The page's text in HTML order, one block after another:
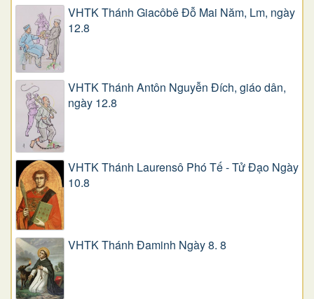
VHTK Thánh Giacôbê Ðỗ Mai Năm, Lm, ngày
12.8
VHTK Thánh Antôn Nguyễn Ðích, giáo dân,
ngày 12.8
VHTK Thánh Laurensô Phó Tế - Tử Đạo Ngày
10.8
VHTK Thánh Đaminh Ngày 8. 8